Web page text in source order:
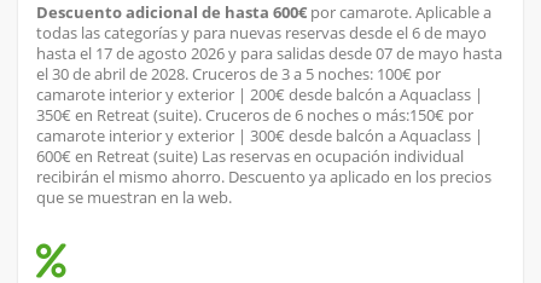
Descuento adicional de hasta 600€ por camarote. Aplicable a
todas las categorías y para nuevas reservas desde el 6 de mayo
hasta el 17 de agosto 2026 y para salidas desde 07 de mayo hasta
el 30 de abril de 2028. Cruceros de 3 a 5 noches: 100€ por
camarote interior y exterior | 200€ desde balcón a Aquaclass |
350€ en Retreat (suite). Cruceros de 6 noches o más:150€ por
camarote interior y exterior | 300€ desde balcón a Aquaclass |
600€ en Retreat (suite) Las reservas en ocupación individual
recibirán el mismo ahorro. Descuento ya aplicado en los precios
que se muestran en la web.